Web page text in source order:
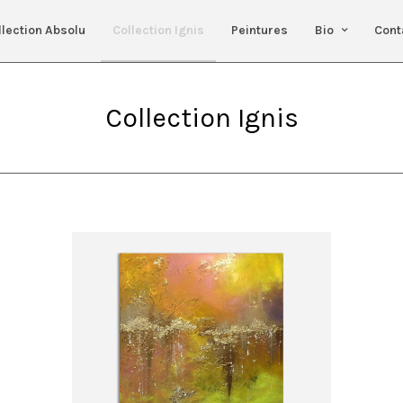
Absolu Collection Ignis Peintures Bio
Collection Ignis